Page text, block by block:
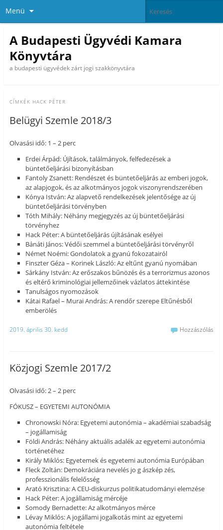
Menü
A Budapesti Ügyvédi Kamara
Könyvtára
a budapesti ügyvédek zárt jogi szakkönyvtára
CÍMKÉK HACK PÉTER
Belügyi Szemle 2018/3
Olvasási idő: 1 – 2 perc
Erdei Árpád: Újítások, találmányok, felfedezések a
büntetőeljárási bizonyításban
Fantoly Zsanett: Rendészet és büntetőeljárás az emberi jogok,
az alapjogok, és az alkotmányos jogok viszonyrendszerében
Kónya István: Az alapvető rendelkezések jelentősége az új
büntetőeljárási törvényben
Tóth Mihály: Néhány megjegyzés az új büntetőeljárási
törvényhez
Hack Péter: A büntetőeljárás újításának esélyei
Bánáti János: Védői szemmel a büntetőeljárási törvényről
Német Noémi: Gondolatok a gyanú fokozatairól
Finszter Géza – Korinek László: Az eltűnt gyanú nyomában
Sárkány István: Az erőszakos bűnözés és a terrorizmus azonos
és eltérő kriminológiai jellemzőinek vázlatos áttekintése
Tanulságos nyomozások
Kátai Rafael – Murai András: A rendőr szerepe Eltűnésből
emberölés
2019. április 30. kedd Hozzászólás
Közjogi Szemle 2017/2
Olvasási idő: 2 – 2 perc
FÓKUSZ – EGYETEMI AUTONÓMIA
Chronowski Nóra: Egyetemi autonómia – akadémiai szabadság
– jogállamiság
Földi András: Néhány aktuális adalék az egyetemi autonómia
történetéhez
Király Miklós: Egyetemek és egyetemi autonómia Európában
Fleck Zoltán: Demokráciára nevelés jo g ászkép zés,
professzionális felelősség
Arató Krisztina: A CEU-diskurzus politikatudományi elemzése
Hack Péter: A jogállamiság mércéje
Somody Bernadette: Az alkotmányos mérce
Lévay Miklós: A jogállami jogalkotás mint az egyetemi
autonómia feltétele